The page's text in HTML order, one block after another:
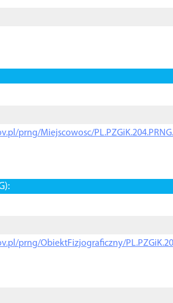
prng/Miejscowosc/
prng/ObiektFizjograficzny/